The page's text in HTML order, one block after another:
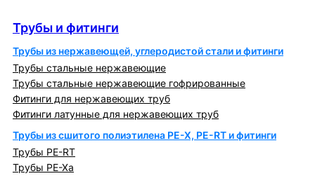
Трубы и фитинги
Трубы из нержавеющей, углеродистой стали и фитинги
Трубы стальные нержавеющие
Трубы стальные нержавеющие гофрированные
Фитинги для нержавеющих труб
Фитинги латунные для нержавеющих труб
Трубы из сшитого полиэтилена PE-X, PE-RT и фитинги
Трубы PE-RT
Трубы PE-Xa